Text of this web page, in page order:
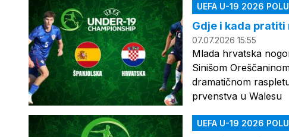
UEFA U-19 2026
Gdje i kada pratiti
07.07.2026 15:55
Mlada hrvatska
Sinišom
dramatičnom
prvenstva u Walesu
UEFA U-19 2026